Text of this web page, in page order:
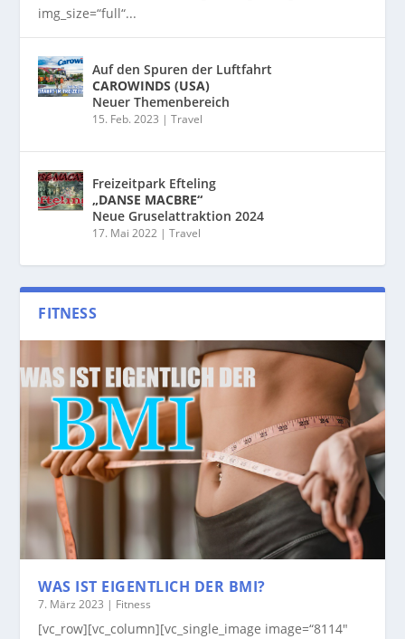
img_size=“full“...
Auf den Spuren der Luftfahrt
CAROWINDS (USA)
Neuer Themenbereich
15. Feb. 2023 |Travel
Freizeitpark Efteling
„DANSE MACBRE“
Neue Gruselattraktion 2024
17. Mai 2022 |Travel
FITNESS
WAS IST EIGENTLICH DER BMI?
7. März 2023 | Fitness
[vc_row][vc_column][vc_single_image image=“8114″